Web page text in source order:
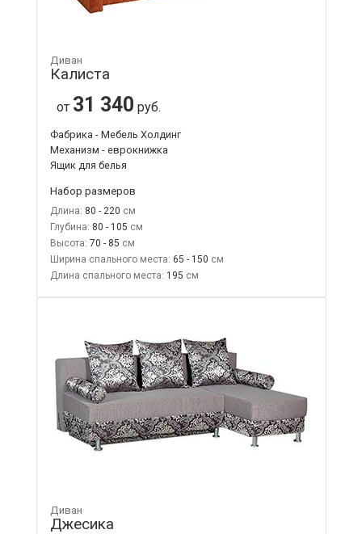
Диван
Калиста
от 31 340 руб.
Фабрика - Мебель Холдинг
Механизм - еврокнижка
Ящик для белья
Набор размеров
Длина: 80 - 220
Глубина: 80 - 105
Высота: 70 - 85
Ширина спального места: 65 - 150
Длина спального места: 195
Диван
Джесика